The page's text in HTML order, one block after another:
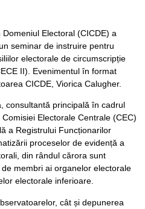
Electoral (CICDE) a
seminar de instruire pentru
electorale de circumscripție
II). Evenimentul în format
CICDE, Viorica Calugher.
consultantă principală în cadrul
Electorale Centrale (CEC)
a Registrului Funcționarilor
proceselor de evidență a
din rândul cărora sunt
membri ai organelor electorale
electorale inferioare.
cât și depunerea